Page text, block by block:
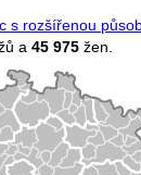
s rozšířenou
a45 975 žen.